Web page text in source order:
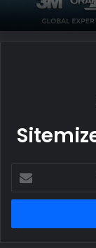
UETDS
posta
adresinizi